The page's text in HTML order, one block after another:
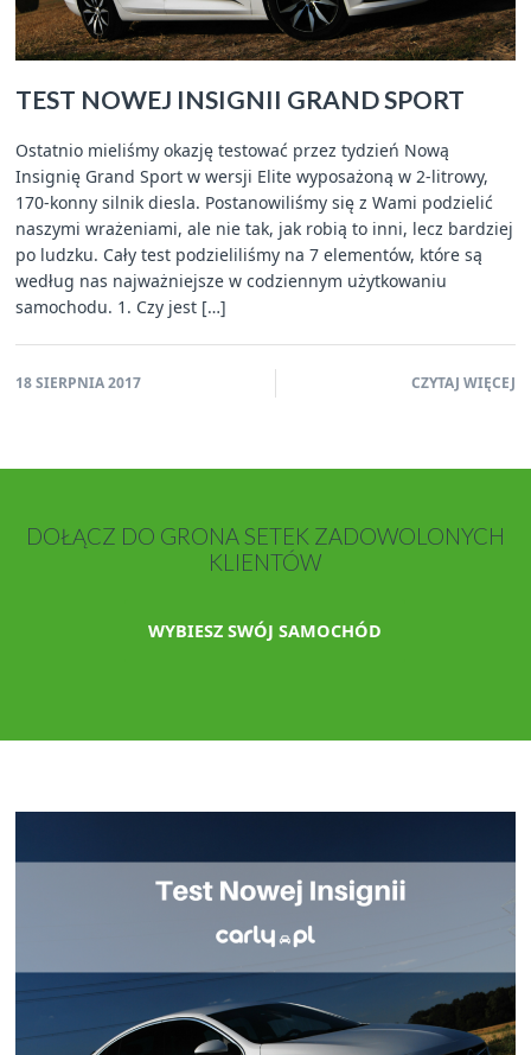
TEST NOWEJ INSIGNII GRAND SPORT
Ostatnio mieliśmy okazję testować przez tydzień Nową
Insignię Grand Sport w wersji Elite wyposażoną w 2-litrowy,
170-konny silnik diesla. Postanowiliśmy się z Wami podzielić
naszymi wrażeniami, ale nie tak, jak robią to inni, lecz bardziej
po ludzku. Cały test podzieliliśmy na 7 elementów, które są
według nas najważniejsze w codziennym użytkowaniu
samochodu. 1. Czy jest […]
18 SIERPNIA 2017 CZYTAJ WIĘCEJ
DOŁĄCZ DO GRONA SETEK ZADOWOLONYCH
KLIENTÓW
WYBIESZ SWÓJ SAMOCHÓD